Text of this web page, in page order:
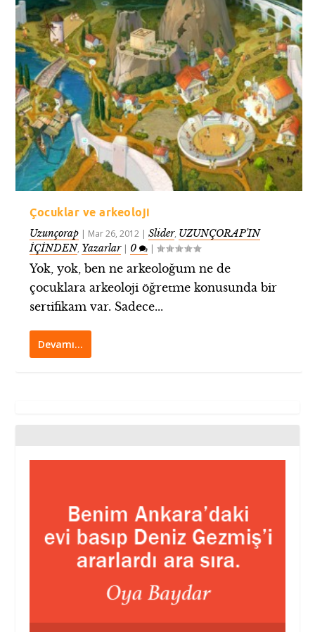
Çocuklar ve arkeoloji
Uzunçorap | Mar 26, 2012 |Slider, UZUNÇORAP’IN
İÇİNDEN, Yazarlar| 0 |
Yok, yok, ben ne arkeoloğum ne de
çocuklara arkeoloji öğretme konusunda bir
sertifikam var. Sadece...
Devamı…